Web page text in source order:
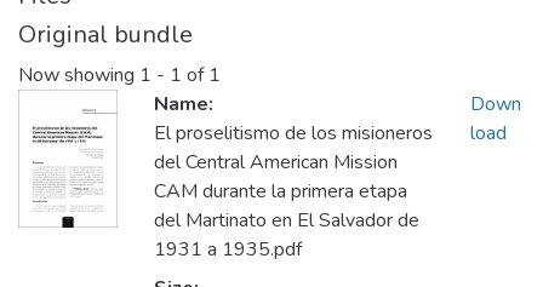
Original bundle
Now showing 1 - 1 of 1
Name:
El proselitismo de los misioneros
del Central American Mission
CAM durante la primera etapa
del Martinato en El Salvador de
1931 a 1935.pdf
Down
load